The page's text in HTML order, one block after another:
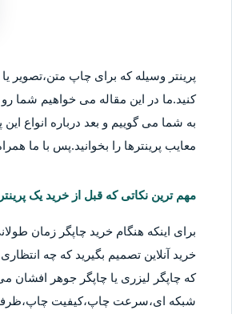
پرینتر وسیله که برای چاپ متن،تصویر
کنید.ما در این مقاله می خواهیم شما رو
به شما می گوییم و بعد درباره انواع
معایب پرینترها را بخوانید.پس با ما
مهم ترین نکاتی که قبل از خرید یک
برای اینکه هنگام خرید چاپگر زمان
خرید آنلاین تصمیم بگیرید که چه
که چاپگر لیزری یا چاپگر جوهر افشان
شبکه ای،سرعت چاپ،کیفیت چاپ،ظرفیت